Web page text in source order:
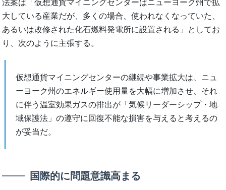
法案は「仮想通貨マイニングセンターはニューヨーク州で拡
大している産業だが、多くの場合、使われなくなっていた、
あるいは改修された化石燃料発電所に設置される」としてお
り、次のように主張する。
仮想通貨マイニングセンターの継続や事業拡大は、ニュ
ーヨーク州のエネルギー使用量を大幅に増加させ、それ
に伴う温室効果ガスの排出が「気候リーダーシップ・地
域保護法」の遵守に回復不能な損害を与えると考えるの
が妥当だ。
国際的に問題意識高まる